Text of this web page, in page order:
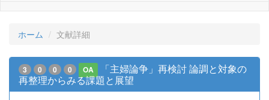
ホーム 文献詳細
3 0 0 0 OA
「主婦論争」再検討 論調と対象の
再整理からみる課題と展望